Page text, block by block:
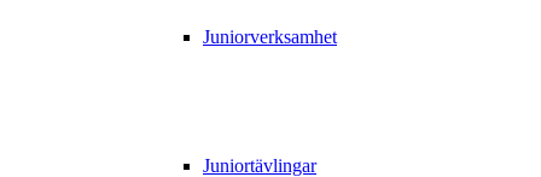
Juniorverksamhet
Juniortävlingar